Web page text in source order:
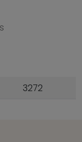
3272